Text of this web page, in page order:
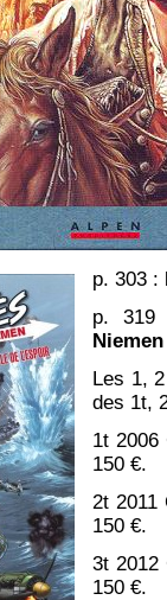
p. 303 :
p.
Les 1,
des 1t,
1t
150 €.
2t
150 €.
3t
150 €.